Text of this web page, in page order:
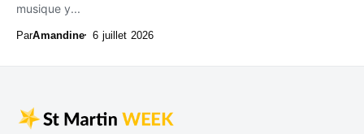
musique y...
ParAmandine 6 juillet 2026